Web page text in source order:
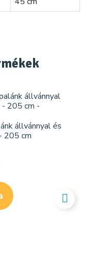
állvánnyal és
205 cm